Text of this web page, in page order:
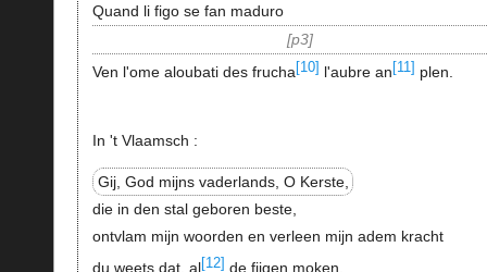
Quand li figo se fan maduro
p3
Ven l'ome aloubati des frucha [10] l'aubre an [11] plen.
In 't Vlaamsch :
Gij, God mijns vaderlands, O Kerste,
die in den stal geboren beste,
ontvlam mijn woorden en verleen mijn adem kracht
du weets dat, al[12] de fijgen moken,